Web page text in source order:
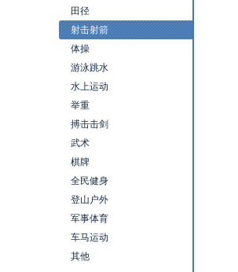
田径
射击射箭
体操
游泳跳水
水上运动
举重
搏击击剑
武术
棋牌
全民健身
登山户外
军事体育
车马运动
其他